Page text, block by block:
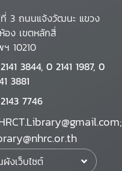
3 ถนนแจ้งวัฒนะ แขวง
อง เขตหลักสี่
10210
3844, 0 2141 1987, 0
3881
7746
งเว็บไซต์